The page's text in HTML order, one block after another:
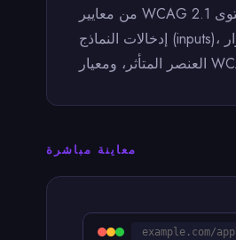
من معايير WCAG 2.1 المستوى AA بما في ذلك نسب تباين الألوان (حد أدنى 4.5:1 للنص العادي، و 3:1 للنص الكبير)، والنصوص البديلة المفقودة على الصور، والتسميات الغائبة عن
إدخالات النماذج (inputs)، وأدوار (roles) وخصائص ARIA غير السليمة، ومناطق الـ landmarks المفقودة (nav, main, footer)، ومؤشرات تركيز لوحة المفاتيح. يشتمل كل إشعار على
معاينة مباشرة
example.com/app